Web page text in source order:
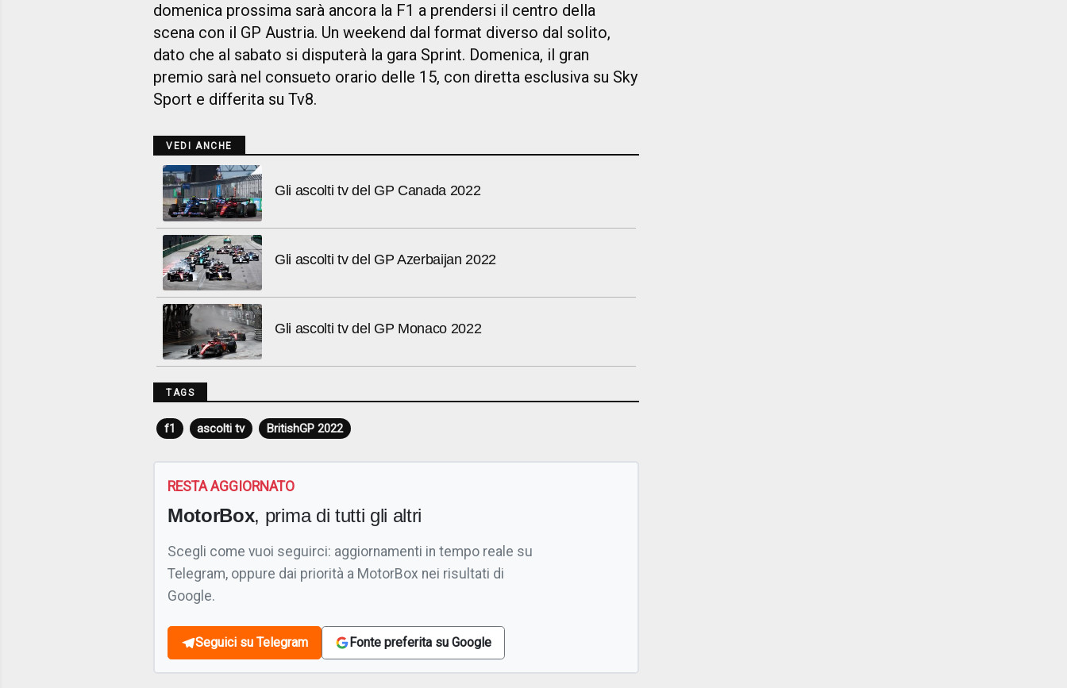
domenica prossima sarà ancora la F1 a prendersi il centro della
scena con il GP Austria. Un weekend dal format diverso dal solito,
dato che al sabato si disputerà la gara Sprint. Domenica, il gran
premio sarà nel consueto orario delle 15, con diretta esclusiva su Sky
Sport e differita su Tv8.
VEDI ANCHE
Gli ascolti tv del GP Canada 2022
Gli ascolti tv del GP Azerbaijan 2022
Gli ascolti tv del GP Monaco 2022
TAGS
f1 ascolti tv BritishGP 2022
RESTA AGGIORNATO
MotorBox, prima di tutti gli altri
Scegli come vuoi seguirci: aggiornamenti in tempo reale su
Telegram, oppure dai priorità a MotorBox nei risultati di
Google.
Seguici su Telegram Fonte preferita su Google